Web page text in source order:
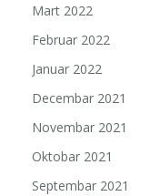
Mart 2022
Februar 2022
Januar 2022
Decembar 2021
Novembar 2021
Oktobar 2021
Septembar 2021